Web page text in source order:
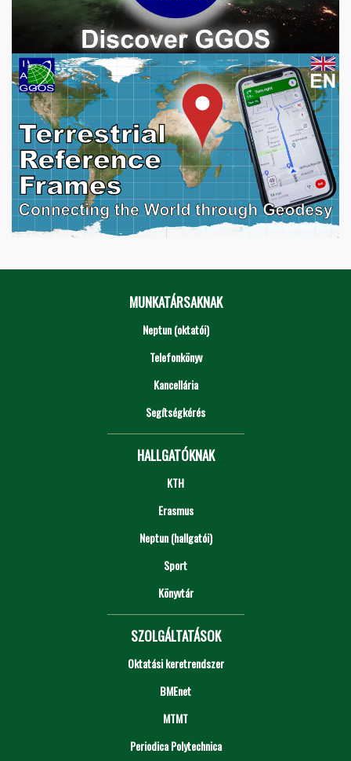
MUNKATÁRSAKNAK
Neptun (oktatói)
Telefonkönyv
Kancellária
Segítségkérés
HALLGATÓKNAK
KTH
Erasmus
Neptun (hallgatói)
Sport
Könyvtár
SZOLGÁLTATÁSOK
Oktatási keretrendszer
BMEnet
MTMT
Periodica Polytechnica